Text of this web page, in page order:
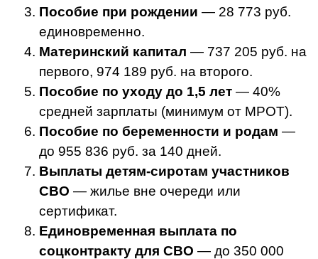
Пособие при рождении — 28 773 руб.
единовременно.
Материнский капитал — 737 205 руб. на
первого, 974 189 руб. на второго.
Пособие по уходу до 1,5 лет — 40%
средней зарплаты (минимум от МРОТ).
Пособие по беременности и родам —
до 955 836 руб. за 140 дней.
Выплаты детям-сиротам участников
СВО — жилье вне очереди или
сертификат.
Единовременная выплата по
соцконтракту для СВО — до 350 000